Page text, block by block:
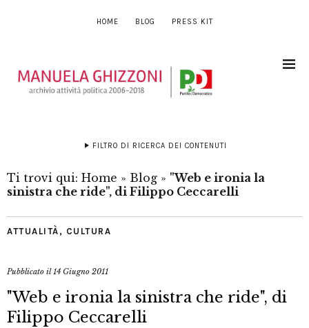
HOME BLOG PRESS KIT
FILTRO DI RICERCA DEI CONTENUTI
Ti trovi qui: Home » Blog » "Web e ironia la
sinistra che ride", di Filippo Ceccarelli
ATTUALITÀ , CULTURA
Pubblicato il14 Giugno 2011
"Web e ironia la sinistra che ride", di
Filippo Ceccarelli